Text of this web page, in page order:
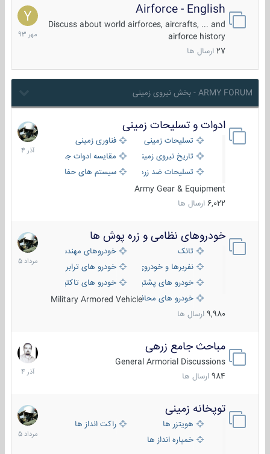
Airforce - English
Discuss about world airforces, aircrafts, ... and
airforce history
27 ارسال ها
15
مهر
1393
ARMY FORUM - بخش نیروی زمینی
ادوات و تسلیحات زمینی
تسلیحات زمینی
فناوری زمینی
تاریخ نیروی زمینی
مقایسه ادوات جنگی
تسلیحات ضد زره
سیستم های حفاظت فعال
Army Gear & Equipment
6,022 ارسال ها
21
آذر
1404
خودروهای نظامی و زره پوش ها
تانک
خودروهای مهندسی
نفربرها و خودروی های رزمی پیاده نظام
خودرو های ترابری نظامی
خودرو های پشتیبانی آتش ، شناسایی و ضد تانک
خودرو های تاکتیکی نظامی
خودرو های محافظت شدهMilitary Armored Vehicle
9,980 ارسال ها
2
مرداد
1405
مباحث جامع زرهی
General Armorial Discussions
984 ارسال ها
7
آذر
1404
توپخانه زمینی
هویتزر ها
راکت انداز ها
خمپاره انداز ها
9
مرداد
1405